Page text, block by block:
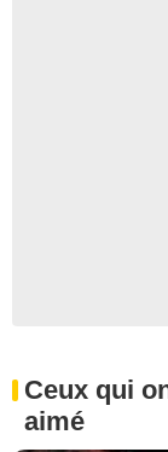
Ceux qui
aimé